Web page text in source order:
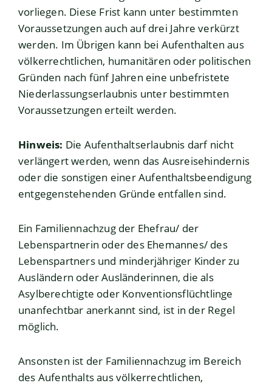
vorliegen. Diese Frist kann unter bestimmten
Voraussetzungen auch auf drei Jahre verkürzt
werden. Im Übrigen kann bei Aufenthalten aus
völkerrechtlichen, humanitären oder politischen
Gründen nach fünf Jahren eine unbefristete
Niederlassungserlaubnis unter bestimmten
Voraussetzungen erteilt werden.
Hinweis: Die Aufenthaltserlaubnis darf nicht
verlängert werden, wenn das Ausreisehindernis
oder die sonstigen einer Aufenthaltsbeendigung
entgegenstehenden Gründe entfallen sind.
Ein Familiennachzug der Ehefrau/ der
Lebenspartnerin oder des Ehemannes/ des
Lebenspartners und minderjähriger Kinder zu
Ausländern oder Ausländerinnen, die als
Asylberechtigte oder Konventionsflüchtlinge
unanfechtbar anerkannt sind, ist in der Regel
möglich.
Ansonsten ist der Familiennachzug im Bereich
des Aufenthalts aus völkerrechtlichen,